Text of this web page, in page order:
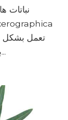
نباتات
تعمل بشكل
باسم نبات الهواء ، وفلاندسيا هو جنس مع...